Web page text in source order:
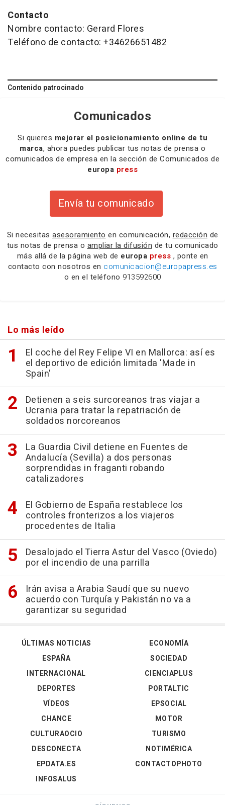
Contacto
Nombre contacto: Gerard Flores
Teléfono de contacto: +34626651482
Contenido patrocinado
Comunicados
Si quieres mejorar el posicionamiento online de tu
marca, ahora puedes publicar tus notas de prensa o
comunicados de empresa en la sección de Comunicados de
europa press
Envía tu comunicado
Si necesitas asesoramiento en comunicación, redacción de
tus notas de prensa o ampliar la difusión de tu comunicado
más allá de la página web de europa press , ponte en
contacto con nosotros en comunicacion@europapress.es
o en el teléfono 913592600
Lo más leído
El coche del Rey Felipe VI en Mallorca: así es
el deportivo de edición limitada 'Made in
Spain'
Detienen a seis surcoreanos tras viajar a
Ucrania para tratar la repatriación de
soldados norcoreanos
La Guardia Civil detiene en Fuentes de
Andalucía (Sevilla) a dos personas
sorprendidas in fraganti robando
catalizadores
El Gobierno de España restablece los
controles fronterizos a los viajeros
procedentes de Italia
Desalojado el Tierra Astur del Vasco (Oviedo)
por el incendio de una parrilla
Irán avisa a Arabia Saudí que su nuevo
acuerdo con Turquía y Pakistán no va a
garantizar su seguridad
ÚLTIMAS NOTICIAS
ESPAÑA
INTERNACIONAL
DEPORTES
VÍDEOS
ECONOMÍA
SOCIEDAD
CIENCIAPLUS
PORTALTIC
EPSOCIAL
CHANCE
CULTURAOCIO
DESCONECTA
EPDATA.ES
INFOSALUS
MOTOR
TURISMO
NOTIMÉRICA
CONTACTOPHOTO